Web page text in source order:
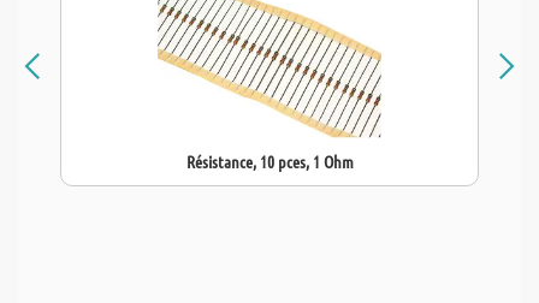
Résistance, 10 pces, 1 Ohm